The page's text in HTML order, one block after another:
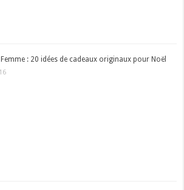
: 20 idées de cadeaux originaux pour Noël